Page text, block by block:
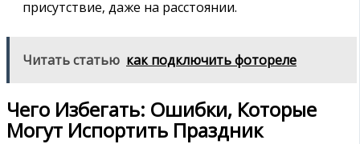
присутствие‚ даже на расстоянии.
Читать статью как подключить фотореле
Чего Избегать: Ошибки‚ Которые
Могут Испортить Праздник